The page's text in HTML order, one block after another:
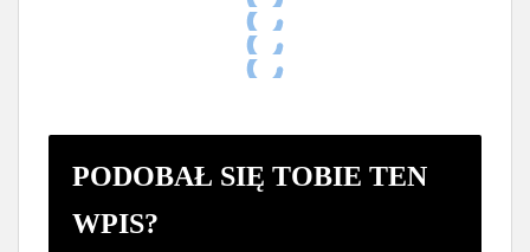
PODOBAŁ SIĘ TOBIE TEN
WPIS?